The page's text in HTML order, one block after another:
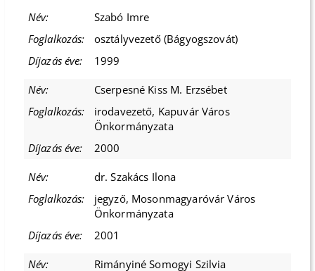
Szabó Imre
osztályvezető (Bágyogszovát)
1999
Cserpesné Kiss M. Erzsébet
irodavezető, Kapuvár Város
Önkormányzata
2000
dr. Szakács Ilona
jegyző, Mosonmagyaróvár Város
Önkormányzata
2001
Rimányiné Somogyi Szilvia